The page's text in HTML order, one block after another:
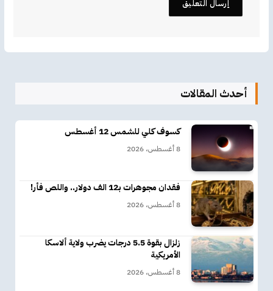
أحدث المقالات
كسوف كلي للشمس 12 أغسطس
8 أغسطس، 2026
فقدان مجوهرات بـ12 الف دولار.. واللص فأر!
8 أغسطس، 2026
زلزال بقوة 5.5 درجات يضرب ولاية ألاسكا
الأمريكية
8 أغسطس، 2026